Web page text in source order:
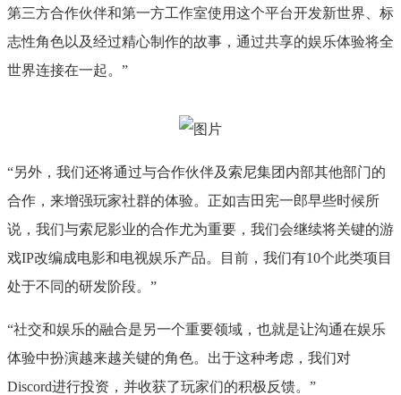
第三方合作伙伴和第一方工作室使用这个平台开发新世界、标
志性角色以及经过精心制作的故事，通过共享的娱乐体验将全
世界连接在一起。”
“另外，我们还将通过与合作伙伴及索尼集团内部其他部门的
合作，来增强玩家社群的体验。正如吉田宪一郎早些时候所
说，我们与索尼影业的合作尤为重要，我们会继续将关键的游
戏IP改编成电影和电视娱乐产品。目前，我们有10个此类项目
处于不同的研发阶段。”
“社交和娱乐的融合是另一个重要领域，也就是让沟通在娱乐
体验中扮演越来越关键的角色。出于这种考虑，我们对
Discord进行投资，并收获了玩家们的积极反馈。”